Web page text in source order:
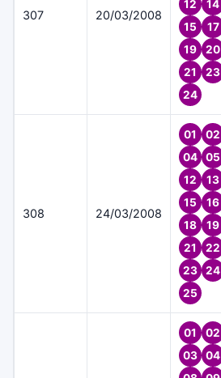
307 20/03/2008
12
14
15
17
19
20
21
23
24
308 24/03/2008
01
02
04
05
12
13
15
16
18
19
21
22
23
24
25
01
02
03
04